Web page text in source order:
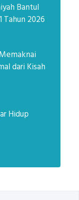
Bantul
Tahun 2026
dari Kisah
Hidup